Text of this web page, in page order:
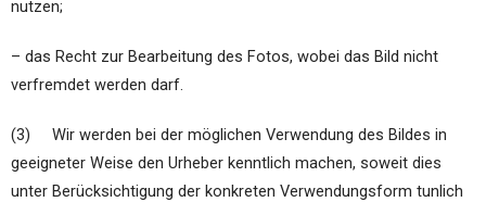
nutzen;
– das Recht zur Bearbeitung des Fotos, wobei das Bild nicht
verfremdet werden darf.
(3) Wir werden bei der möglichen Verwendung des Bildes in
geeigneter Weise den Urheber kenntlich machen, soweit dies
unter Berücksichtigung der konkreten Verwendungsform tunlich